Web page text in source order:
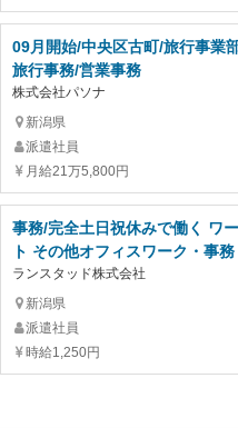
09月開始/中央区古町/旅行事業
旅行事務/営業事務
株式会社パソナ
新潟県
派遣社員
月給21万5,800円
事務/完全土日祝休みで働く ワ
ト その他オフィスワーク・事務
ランスタッド株式会社
新潟県
派遣社員
時給1,250円